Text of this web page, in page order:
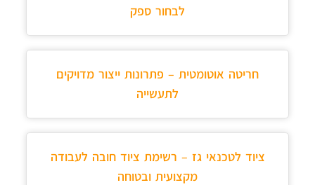
לבחור ספק
חריטה אוטומטית – פתרונות ייצור מדויקים
לתעשייה
ציוד לטכנאי גז – רשימת ציוד חובה לעבודה
מקצועית ובטוחה